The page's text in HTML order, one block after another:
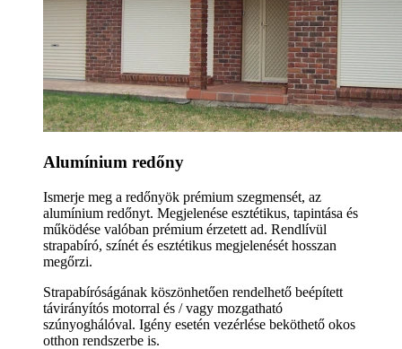
Alumínium redőny
Ismerje meg a redőnyök prémium szegmensét, az
alumínium redőnyt. Megjelenése esztétikus, tapintása és
működése valóban prémium érzetett ad. Rendlívül
strapabíró, színét és esztétikus megjelenését hosszan
megőrzi.
Strapabíróságának köszönhetően rendelhető beépített
távirányítós motorral és / vagy mozgatható
szúnyoghálóval. Igény esetén vezérlése beköthető okos
otthon rendszerbe is.